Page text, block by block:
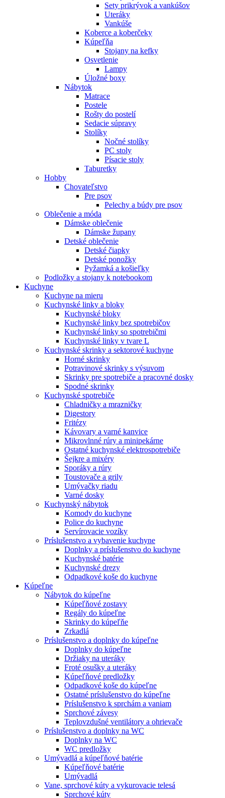
Sety prikrývok a vankúšov
Uteráky
Vankúše
Koberce a koberčeky
Kúpeľňa
Stojany na kefky
Osvetlenie
Lampy
Úložné boxy
Nábytok
Matrace
Postele
Rošty do postelí
Sedacie súpravy
Stolíky
Nočné stolíky
PC stoly
Písacie stoly
Taburetky
Hobby
Chovateľstvo
Pre psov
Pelechy a búdy pre psov
Oblečenie a móda
Dámske oblečenie
Dámske župany
Detské oblečenie
Detské čiapky
Detské ponožky
Pyžamká a košieľky
Podložky a stojany k notebookom
Kuchyne
Kuchyne na mieru
Kuchynské linky a bloky
Kuchynské bloky
Kuchynské linky bez spotrebičov
Kuchynské linky so spotrebičmi
Kuchynské linky v tvare L
Kuchynské skrinky a sektorové kuchyne
Horné skrinky
Potravinové skrinky s výsuvom
Skrinky pre spotrebiče a pracovné dosky
Spodné skrinky
Kuchynské spotrebiče
Chladničky a mrazničky
Digestory
Fritézy
Kávovary a varné kanvice
Mikrovlnné rúry a minipekárne
Ostatné kuchynské elektrospotrebiče
Šejkre a mixéry
Sporáky a rúry
Toustovače a grily
Umývačky riadu
Varné dosky
Kuchynský nábytok
Komody do kuchyne
Police do kuchyne
Servírovacie vozíky
Príslušenstvo a vybavenie kuchyne
Doplnky a príslušenstvo do kuchyne
Kuchynské batérie
Kuchynské drezy
Odpadkové koše do kuchyne
Kúpeľne
Nábytok do kúpeľne
Kúpeľňové zostavy
Regály do kúpeľne
Skrinky do kúpeľňe
Zrkadlá
Príslušenstvo a doplnky do kúpeľne
Doplnky do kúpeľne
Držiaky na uteráky
Froté osušky a uteráky
Kúpeľňové predložky
Odpadkové koše do kúpeľne
Ostatné príslušenstvo do kúpeľne
Príslušenstvo k sprchám a vaniam
Sprchové závesy
Teplovzdušné ventilátory a ohrievače
Príslušenstvo a doplnky na WC
Doplnky na WC
WC predložky
Umývadlá a kúpeľňové batérie
Kúpeľňové batérie
Umývadlá
Vane, sprchové kúty a vykurovacie telesá
Sprchové kúty